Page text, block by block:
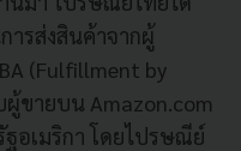
ารส่งสินค้าจากผู้
(Fulfillment by
ขายบน Amazon.com
อเมริกา โดยไปรษณีย์